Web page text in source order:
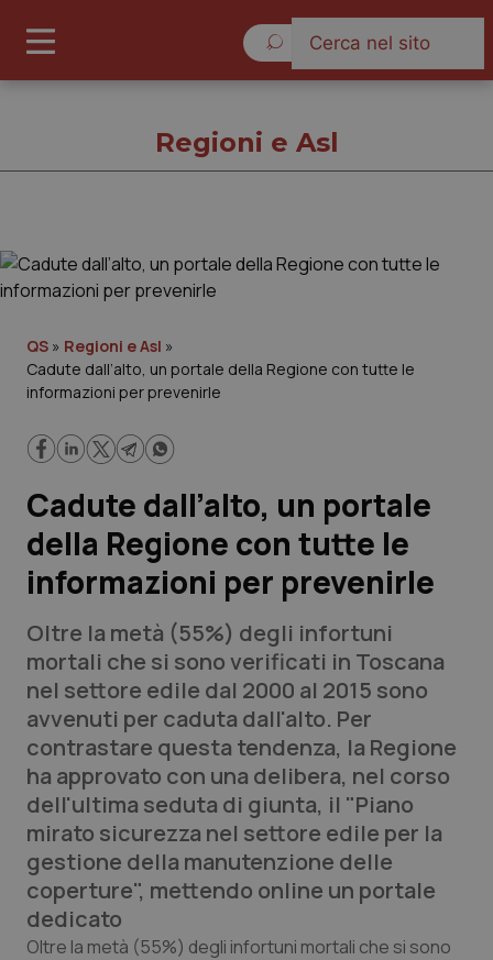
Governo e Parlamento
Regioni e Asl
Lavoro e Professioni
Scienza e Farmaci
Studi e Analisi
Lettere al direttore
Edizioni Regionali
QS Pro
Professionisti Sanitari.AI
Abruzzo
Basilicata
QS Pro Gold
Artrite & artrosi
QS Club Newsletter
Regioni e Asl
QS » Regioni e Asl »
Cadute dall’alto, un portale della Regione con tutte le
informazioni per prevenirle
Cadute dall’alto, un portale
della Regione con tutte le
informazioni per prevenirle
Oltre la metà (55%) degli infortuni
mortali che si sono verificati in Toscana
nel settore edile dal 2000 al 2015 sono
avvenuti per caduta dall'alto. Per
contrastare questa tendenza, la Regione
ha approvato con una delibera, nel corso
dell'ultima seduta di giunta, il "Piano
mirato sicurezza nel settore edile per la
gestione della manutenzione delle
coperture", mettendo online un portale
dedicato
Oltre la metà (55%) degli infortuni mortali che si sono